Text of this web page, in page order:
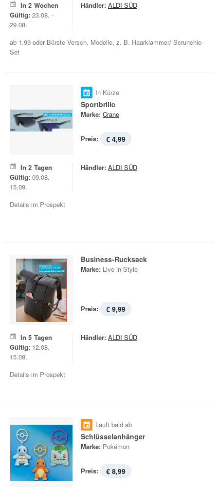
In 2 Wochen
Gültig: 23.08. -
29.08.
Händler: ALDI SÜD
ab 1.99 oder Bürste Versch. Modelle, z. B. Haarklammer/ Scrunchie-
Set
In Kürze
Sportbrille
Marke: Crane
Preis: € 4,99
In 2 Tagen
Gültig: 09.08. -
15.08.
Händler: ALDI SÜD
Details im Prospekt
Business-Rucksack
Marke: Live in Style
Preis: € 9,99
In 5 Tagen
Gültig: 12.08. -
15.08.
Händler: ALDI SÜD
Details im Prospekt
Läuft bald ab
Schlüsselanhänger
Marke: Pokémon
Preis: € 8,99